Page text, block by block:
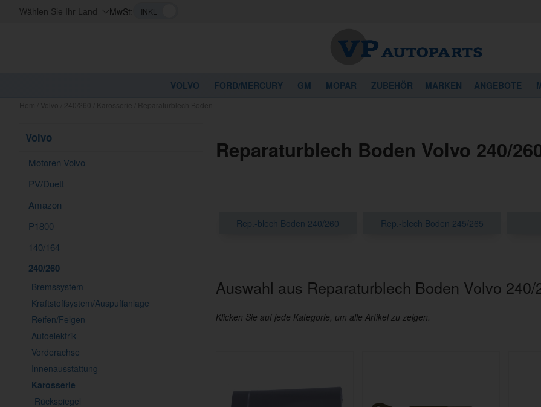
Wählen Sie Ihr Land MwSt:
VOLVO FORD/MERCURY GM MOPAR ZUBEHÖR MARKEN ANGEBOTE
Volvo
Motoren Volvo
PV/Duett
Amazon
P1800
140/164
240/260
Bremssystem
Kraftstoffsystem/Auspuffanlage
Reifen/Felgen
Autoelektrik
Vorderachse
Innenausstattung
Karosserie
Rückspiegel
Reparaturblech Boden Volvo 240/
Rep.-blech Boden 240/260 Rep.-blech Boden 245/265
Auswahl aus Reparaturblech Boden Volvo 240/
Klicken Sie auf jede Kategorie, um alle Artikel zu zeigen.